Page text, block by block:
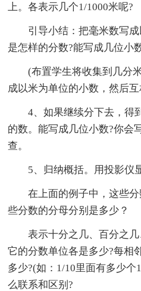
上。各表示几个1/1000米呢?
引导小结：把毫米数写
是怎样的分数?能写成几位小
(布置学生将收集到几分
成以米为单位的小数，然后
4、如果继续分下去，
的数。能写成几位小数?你会
查。
5、归纳概括。用投影仪
在上面的例子中，这些
些分数的分母分别是多少？
表示十分之几、百分之
它的分数单位各是多少?每相
多少?(如：1/10里面有多少个
么联系和区别?